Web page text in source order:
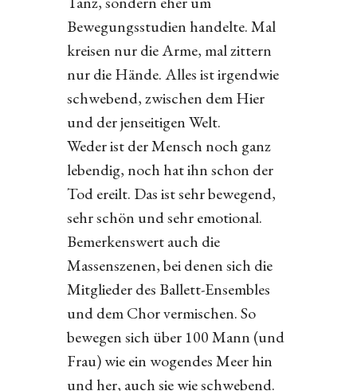
Bewegungsstudien handelte. Mal
kreisen nur die Arme, mal zittern
nur die Hände. Alles ist irgendwie
schwebend, zwischen dem Hier
und der jenseitigen Welt.
Weder ist der Mensch noch ganz
lebendig, noch hat ihn schon der
Tod ereilt. Das ist sehr bewegend,
sehr schön und sehr emotional.
Bemerkenswert auch die
Massenszenen, bei denen sich die
Mitglieder des Ballett-Ensembles
und dem Chor vermischen. So
bewegen sich über 100 Mann (und
Frau) wie ein wogendes Meer hin
und her, auch sie wie schwebend.